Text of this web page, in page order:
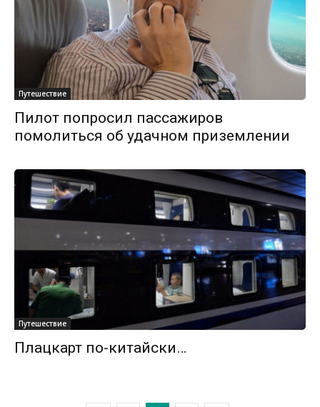
Путешествие
Пилот попросил пассажиров
помолиться об удачном приземлении
Путешествие
Плацкарт по-китайски…